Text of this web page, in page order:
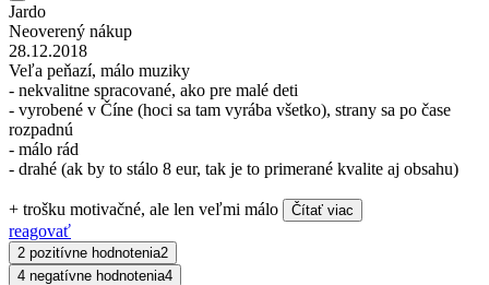
Jardo
Neoverený nákup
28.12.2018
Veľa peňazí, málo muziky
- nekvalitne spracované, ako pre malé deti
- vyrobené v Číne (hoci sa tam vyrába všetko), strany sa po čase
rozpadnú
- málo rád
- drahé (ak by to stálo 8 eur, tak je to primerané kvalite aj obsahu)
+ trošku motivačné, ale len veľmi málo Čítať viac
reagovať
2 pozitívne hodnotenia2
4 negatívne hodnotenia4